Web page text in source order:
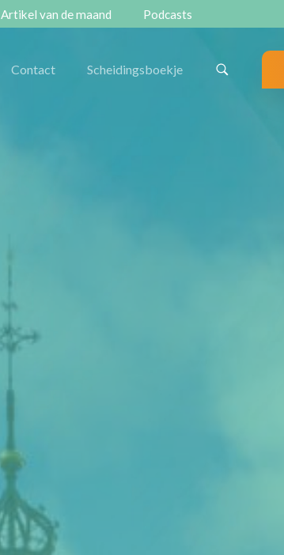
Artikel van de maand Podcasts
Contact Scheidingsboekje